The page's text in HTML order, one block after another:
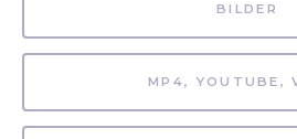
BILDER
MP4, YOUTUBE,